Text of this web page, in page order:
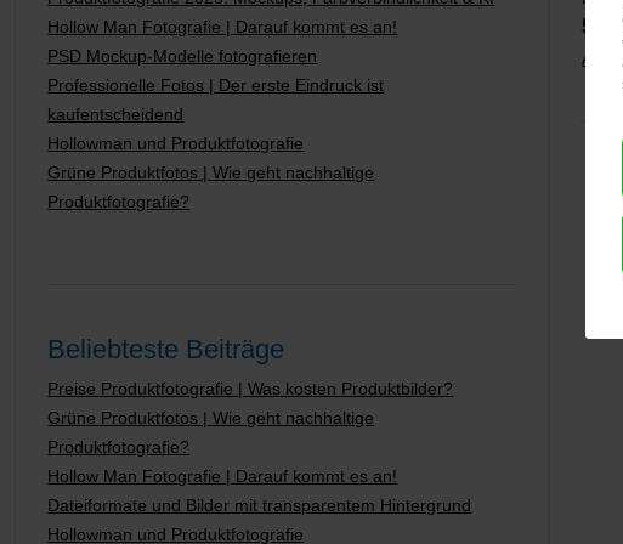
Hollow Man Fotografie | Darauf kommt es an!
PSD Mockup-Modelle fotografieren
Professionelle Fotos | Der erste Eindruck ist
kaufentscheidend
Hollowman und Produktfotografie
Grüne Produktfotos | Wie geht nachhaltige
Produktfotografie?
Beliebteste Beiträge
Preise Produktfotografie | Was kosten Produktbilder?
Grüne Produktfotos | Wie geht nachhaltige
Produktfotografie?
Hollow Man Fotografie | Darauf kommt es an!
Dateiformate und Bilder mit transparentem Hintergrund
Hollowman und Produktfotografie
5,0
Alle